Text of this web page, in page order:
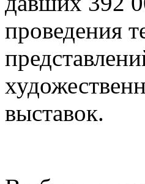
проведения
выставок.